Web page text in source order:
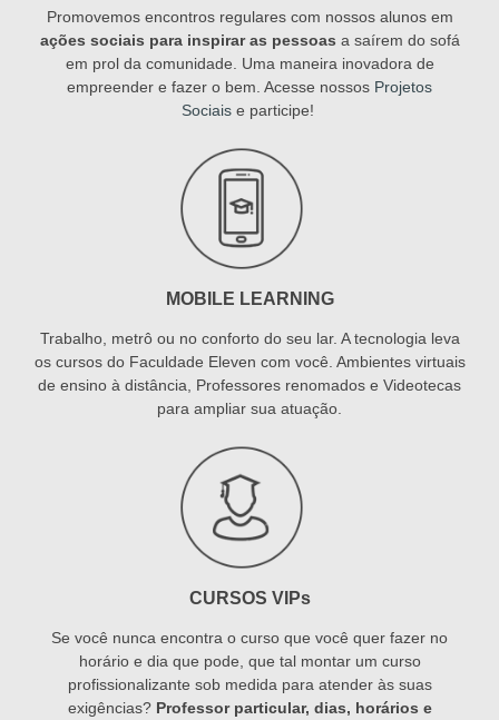
Promovemos encontros regulares com nossos alunos em
ações sociais para inspirar as pessoas a saírem do sofá
em prol da comunidade. Uma maneira inovadora de
empreender e fazer o bem. Acesse nossos Projetos
Sociaise participe!
MOBILE LEARNING
Trabalho, metrô ou no conforto do seu lar. A tecnologia leva
os cursos do Faculdade Eleven com você. Ambientes virtuais
de ensino à distância, Professores renomados e Videotecas
para ampliar sua atuação.
CURSOS VIPs
Se você nunca encontra o curso que você quer fazer no
horário e dia que pode, que tal montar um curso
profissionalizante sob medida para atender às suas
exigências? Professor particular, dias, horários e